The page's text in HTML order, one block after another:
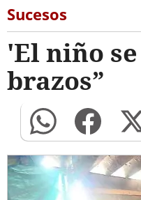
Sucesos
'El niño
brazos”